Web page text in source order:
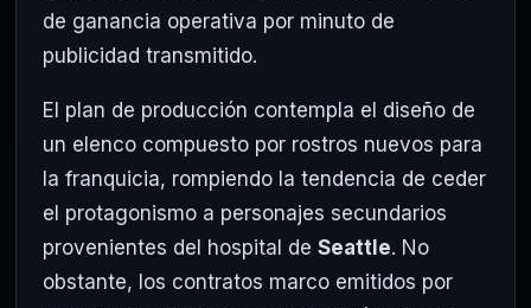
de ganancia operativa por minuto de
publicidad transmitido.
El plan de producción contempla el diseño de
un elenco compuesto por rostros nuevos para
la franquicia, rompiendo la tendencia de ceder
el protagonismo a personajes secundarios
provenientes del hospital de Seattle. No
obstante, los contratos marco emitidos por